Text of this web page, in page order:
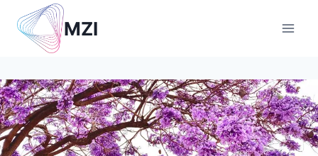
content
MZI